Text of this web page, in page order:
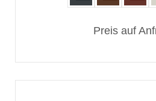
Preis auf